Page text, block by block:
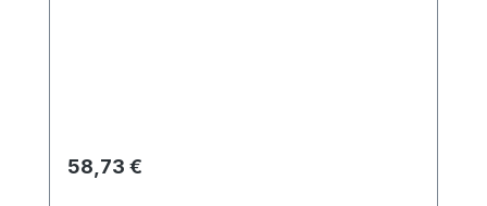
Regulärer Preis:
58,73 €